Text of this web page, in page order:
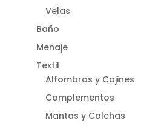
Velas
Baño
Menaje
Textil
Alfombras y Cojines
Complementos
Mantas y Colchas